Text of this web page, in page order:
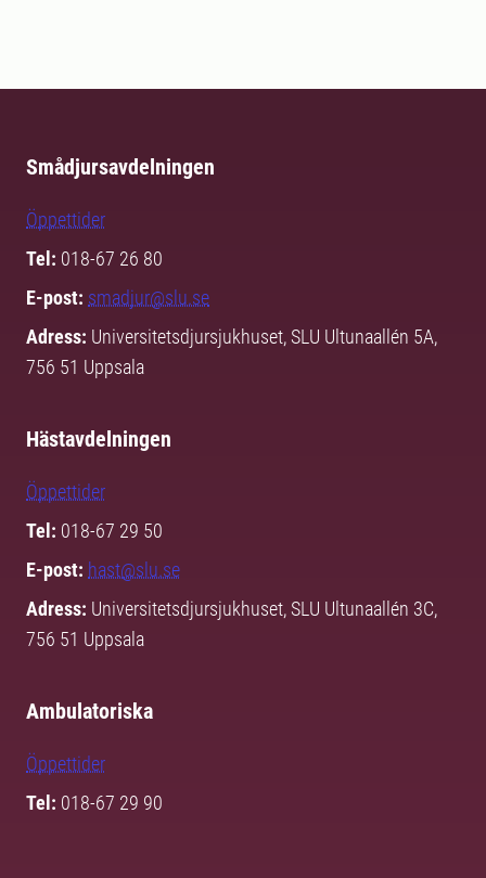
Smådjursavdelningen
Öppettider
Tel: 018-67 26 80
E-post: smadjur@slu.se
Adress: Universitetsdjursjukhuset, SLU Ultunaallén 5A,
756 51 Uppsala
Hästavdelningen
Öppettider
Tel: 018-67 29 50
E-post: hast@slu.se
Adress: Universitetsdjursjukhuset, SLU Ultunaallén 3C,
756 51 Uppsala
Ambulatoriska
Öppettider
Tel: 018-67 29 90